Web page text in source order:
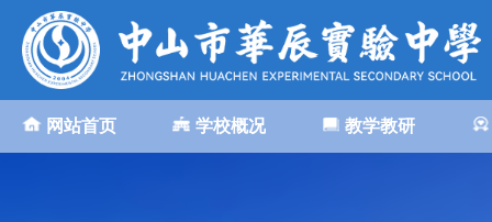
网站首页 学校概况 教学教研